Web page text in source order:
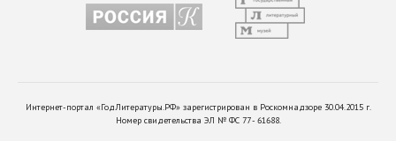
Интернет-портал «ГодЛитературы.РФ» зарегистрирован в Роскомнадзоре 30.04.2015 г.
Номер свидетельства ЭЛ № ФС 77 - 61688.